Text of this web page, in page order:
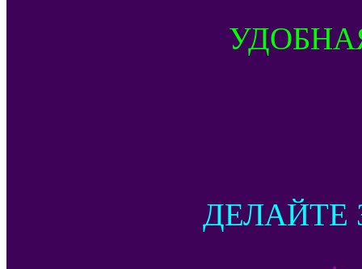
ДЕЛАЙТЕ